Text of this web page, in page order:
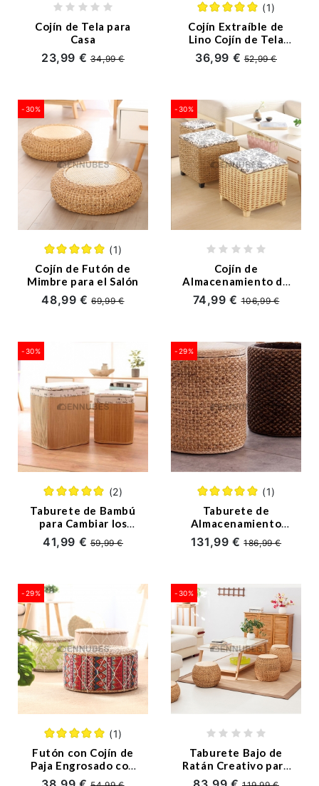
Cojín de Tela para
Casa
23,99 €34,99 €
(1)
Cojín Extraíble de
Lino Cojín de Tela
Suelo
36,99 €52,99 €
-30%
(1)
Cojín de Futón de
Mimbre para el Salón
48,99 €69,99 €
-30%
Cojín de
Almacenamiento de
Madera Maciza de
Paja
74,99 €106,99 €
-30%
(2)
Taburete de Bambú
para Cambiar los
Zapatos Y
Almacenamiento de
41,99 €59,99 €
-29%
(1)
Taburete de
Almacenamiento
Redondo de Ratán
131,99 €186,99 €
-29%
(1)
Futón con Cojín de
Paja Engrosado con
Patrón
-30%
Taburete Bajo de
Ratán Creativo para
Balcón